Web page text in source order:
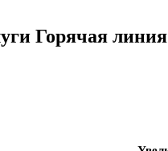
Горячая